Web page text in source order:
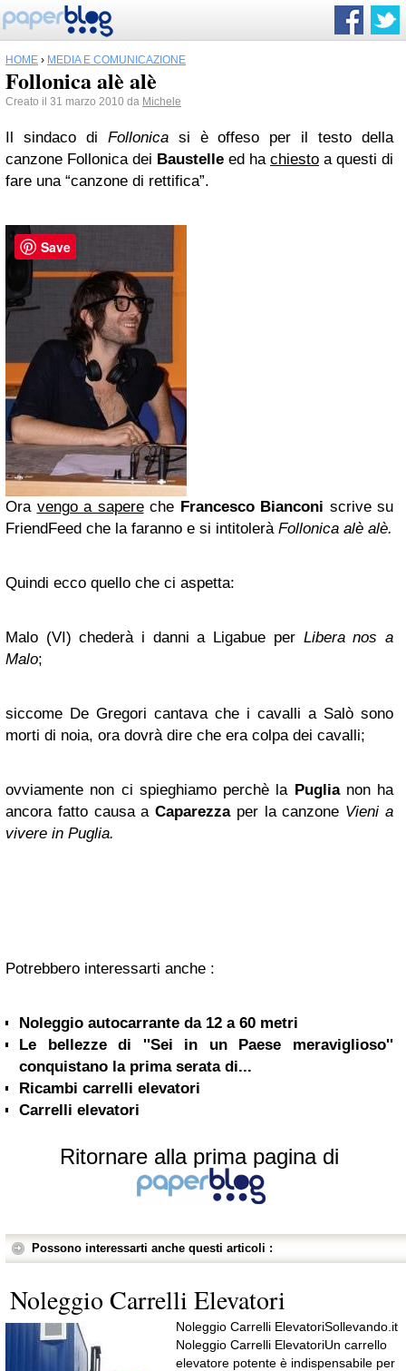
HOME › MEDIA E COMUNICAZIONE
Follonica alè alè
Creato il 31 marzo 2010 da Michele
Il sindaco di Follonicasi è offeso per il testo della
canzone Follonica dei Baustelle ed ha chiesto a questi di
fare una “canzone di rettifica”.
Ora vengo a sapereche Francesco Bianconi scrive su
FriendFeed che la faranno e si intitolerà Follonica alè alè.
Quindi ecco quello che ci aspetta:
Malo (VI) chederà i danni a Ligabue per Libera nos a
Malo;
siccome De Gregori cantava che i cavalli a Salò sono
morti di noia, ora dovrà dire che era colpa dei cavalli;
ovviamente non ci spieghiamo perchè la Puglianon ha
ancora fatto causa aCaparezzaper la canzone Vieni a
vivere in Puglia.
Potrebbero interessarti anche :
Noleggio autocarrante da 12 a 60 metri
Le bellezze di ''Sei in un Paese meraviglioso''
conquistano la prima serata di...
Ricambi carrelli elevatori
Carrelli elevatori
Ritornare alla prima pagina di
Possono interessarti anche questi articoli :
Noleggio Carrelli Elevatori
Noleggio Carrelli ElevatoriSollevando.it
Noleggio Carrelli ElevatoriUn carrello
elevatore potente è indispensabile per
Save